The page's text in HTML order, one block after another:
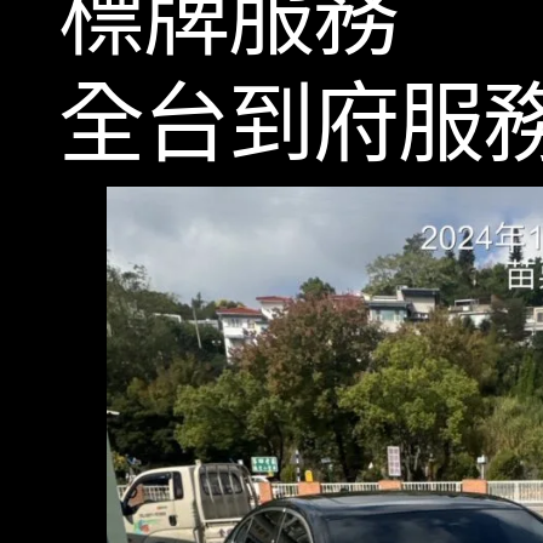
全台到府服